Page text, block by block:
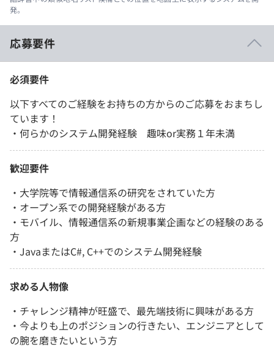
発。
応募要件
必須要件
以下すべてのご経験をお持ちの方からのご応募をおまちし
ています！
・何らかのシステム開発経験 趣味or実務１年未満
歓迎要件
・大学院等で情報通信系の研究をされていた方
・オープン系での開発経験がある方
・モバイル、情報通信系の新規事業企画などの経験のある
方
・JavaまたはC#, C++でのシステム開発経験
求める人物像
・チャレンジ精神が旺盛で、最先端技術に興味がある方
・今よりも上のポジションの行きたい、エンジニアとして
の腕を磨きたいという方